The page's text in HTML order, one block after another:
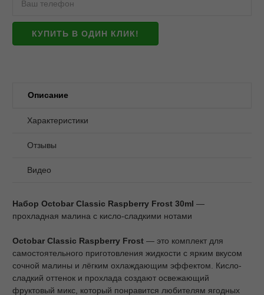
КУПИТЬ В ОДИН КЛИК!
Описание
Характеристики
Отзывы
Видео
Набор Octobar Classic Raspberry Frost 30ml —
прохладная малина с кисло-сладкими нотами
Octobar Classic Raspberry Frost — это комплект для
самостоятельного приготовления жидкости с ярким вкусом
сочной малины и лёгким охлаждающим эффектом. Кисло-
сладкий оттенок и прохлада создают освежающий
фруктовый микс, который понравится любителям ягодных